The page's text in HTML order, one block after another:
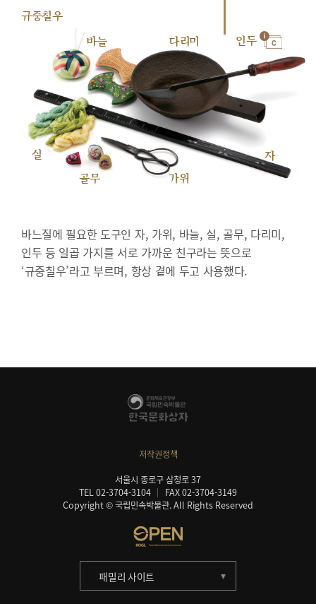
규중칠우
바늘
다리미 인두
실
골무
가위
자
바느질에 필요한 도구인 자, 가위, 바늘, 실, 골무, 다리미,
인두 등 일곱 가지를 서로 가까운 친구라는 뜻으로
‘규중칠우’라고 부르며, 항상 곁에 두고 사용했다.
저작권정책
서울시 종로구 삼청로 37
TEL 02-3704-3104
FAX 02-3704-3149
Copyright © 국립민속박물관. All Rights Reserved
패밀리 사이트